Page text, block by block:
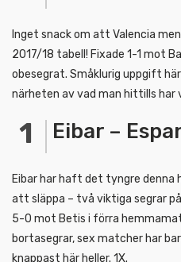
Inget snack om att Valencia
2017/18 tabell! Fixade 1-1 mot
obesegrat. Småklurig uppgift
närheten av vad man hittills har
Eibar –
Eibar har haft det tyngre denna
att släppa – två viktiga segrar
5-0 mot Betis i förra
bortasegrar, sex matcher har
knappast här heller. 1X.